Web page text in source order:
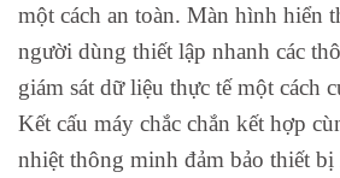
một cách an toàn. Màn hình hiển
người dùng thiết lập nhanh các
giám sát dữ liệu thực tế một cách
Kết cấu máy chắc chắn kết hợp
nhiệt thông minh đảm bảo thiết